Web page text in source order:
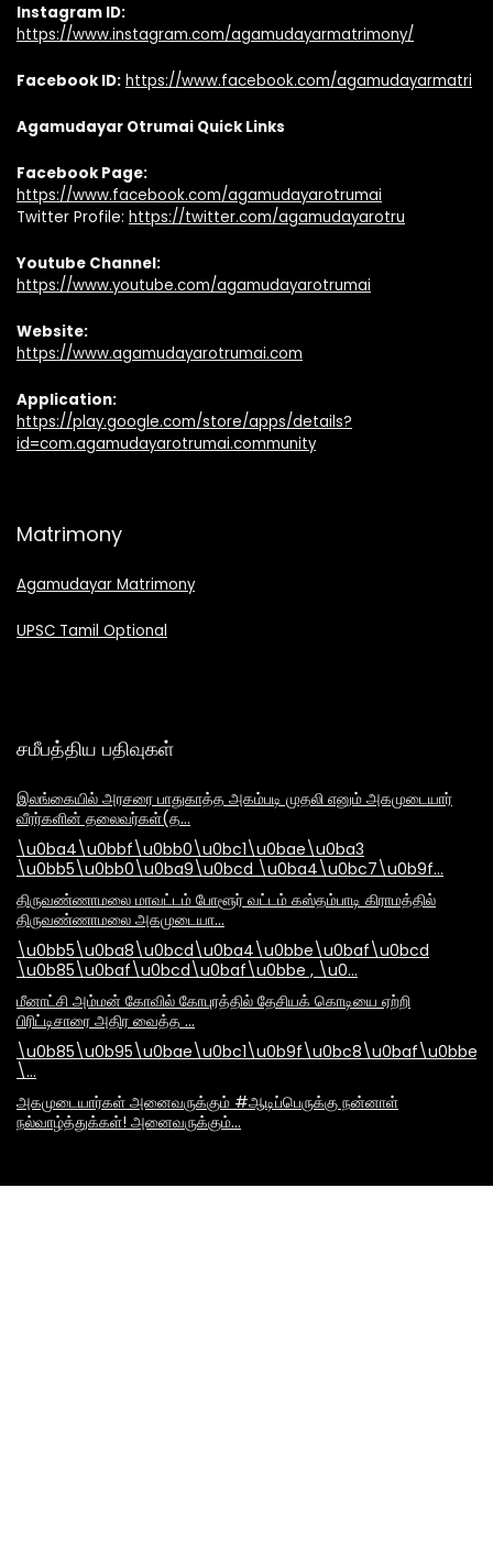
Instagram ID:
https://www.instagram.com/agamudayarmatrimony/
Facebook ID: https://www.facebook.com/agamudayarmatri
Agamudayar Otrumai Quick Links
Facebook Page:
https://www.facebook.com/agamudayarotrumai
Twitter Profile: https://twitter.com/agamudayarotru
Youtube Channel:
https://www.youtube.com/agamudayarotrumai
Website:
https://www.agamudayarotrumai.com
Application:
https://play.google.com/store/apps/details?
id=com.agamudayarotrumai.community
Matrimony
Agamudayar Matrimony
UPSC Tamil Optional
சமீபத்திய பதிவுகள்
இலங்கையில் அரசரை பாதுகாத்த அகம்படி முதலி எனும் அகமுடையார்
வீரர்களின் தலைவர்கள்(த…
\u0ba4\u0bbf\u0bb0\u0bc1\u0bae\u0ba3
\u0bb5\u0bb0\u0ba9\u0bcd \u0ba4\u0bc7\u0b9f…
திருவண்ணாமலை மாவட்டம் போளூர் வட்டம் கஸ்தம்பாடி கிராமத்தில்
திருவண்ணாமலை அகமுடையா…
\u0bb5\u0ba8\u0bcd\u0ba4\u0bbe\u0baf\u0bcd
\u0b85\u0baf\u0bcd\u0baf\u0bbe , \u0…
மீனாட்சி அம்மன் கோவில் கோபுரத்தில் தேசியக் கொடியை ஏற்றி
பிரிட்டிசாரை அதிர வைத்த …
\…
அகமுடையார்கள் அனைவருக்கும் #ஆடிப்பெருக்கு நன்னாள்
நல்வாழ்த்துக்கள்! அனைவருக்கும்…